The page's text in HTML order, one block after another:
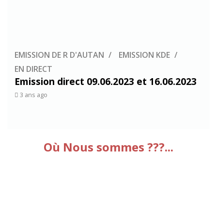
EMISSION DE R D'AUTAN
EMISSION KDE
EN DIRECT
Emission direct 09.06.2023 et 16.06.2023
3 ans ago
Où Nous sommes ???...